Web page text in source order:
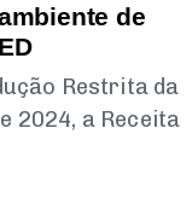
de
Restrita da
2024, a Receita